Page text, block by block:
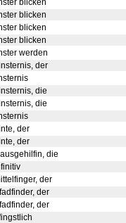
blicken
blicken
blicken
blicken
werden
der
die
die
der
der
die
der
der
der